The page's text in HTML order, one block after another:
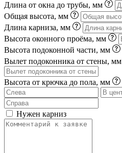
Длина от окна до трубы, мм
Общая высота, мм
Длина карниза, мм
Высота оконного проёма, мм
Высота подоконной части, мм
Вылет подоконника от стены, мм
Высота от крючка до пола, мм
Нужен карниз